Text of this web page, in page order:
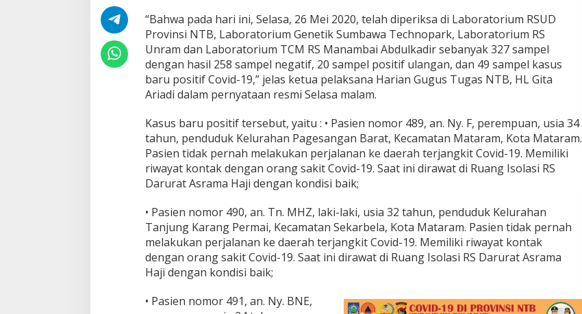
P
o
s
i
t
i
f
C
v
i
d
-
1
9
i
N
T
B
3
a
“Bahwa pada hari ini, Selasa, 26 Mei 2020, telah diperiksa di Laboratorium RSUD
Provinsi NTB, Laboratorium Genetik Sumbawa Technopark, Laboratorium RS
Unram dan Laboratorium TCM RS Manambai Abdulkadir sebanyak 327 sampel
dengan hasil 258 sampel negatif, 20 sampel positif ulangan, dan 49 sampel kasus
baru positif Covid-19,” jelas ketua pelaksana Harian Gugus Tugas NTB, HL Gita
Ariadi dalam pernyataan resmi Selasa malam.
Kasus baru positif tersebut, yaitu : • Pasien nomor 489, an. Ny. F, perempuan, usia 34
tahun, penduduk Kelurahan Pagesangan Barat, Kecamatan Mataram, Kota Mataram.
Pasien tidak pernah melakukan perjalanan ke daerah terjangkit Covid-19. Memiliki
riwayat kontak dengan orang sakit Covid-19. Saat ini dirawat di Ruang Isolasi RS
Darurat Asrama Haji dengan kondisi baik;
• Pasien nomor 490, an. Tn. MHZ, laki-laki, usia 32 tahun, penduduk Kelurahan
Tanjung Karang Permai, Kecamatan Sekarbela, Kota Mataram. Pasien tidak pernah
melakukan perjalanan ke daerah terjangkit Covid-19. Memiliki riwayat kontak
dengan orang sakit Covid-19. Saat ini dirawat di Ruang Isolasi RS Darurat Asrama
Haji dengan kondisi baik;
• Pasien nomor 491, an. Ny. BNE,